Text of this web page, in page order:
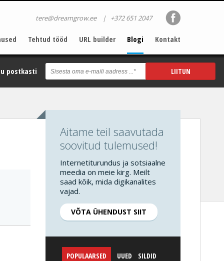
tere@dreamgrow.ee | +372 651 2047
Tehtud tööd URL builder Blogi Kontakt
postkasti
Aitame teil saavutada
soovitud tulemused!
Internetiturundus ja sotsiaalne
meedia on meie kirg. Meilt
saad kõik, mida digikanalites
vajad.
VÕTA ÜHENDUST SIIT
POPULAARSED UUED SILDID